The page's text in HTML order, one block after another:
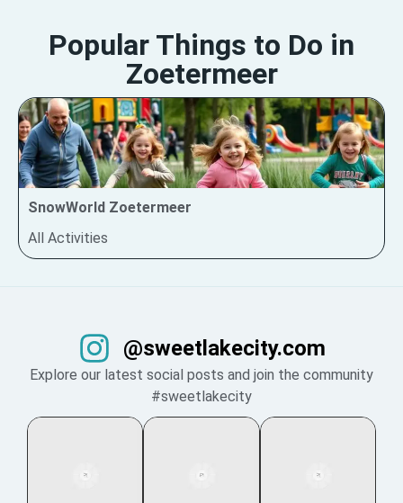
Popular Things to Do in
Zoetermeer
SnowWorld Zoetermeer
All Activities
@sweetlakecity.com
Explore our latest social posts and join the community
#sweetlakecity